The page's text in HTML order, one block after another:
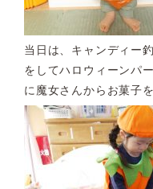
当日は、キャンディー
をしてハロウィーンパ
に魔女さんからお菓子